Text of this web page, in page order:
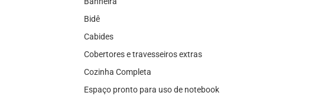
Bidê
Cabides
Cobertores e travesseiros extras
Cozinha Completa
Espaço pronto para uso de notebook